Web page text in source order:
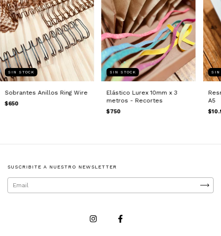
SIN STOCK
Sobrantes Anillos Ring Wire
$650
SIN STOCK
Elástico Lurex 10mm x 3
metros - Recortes
$750
SIN
A5
SUSCRIBITE A NUESTRO NEWSLETTER